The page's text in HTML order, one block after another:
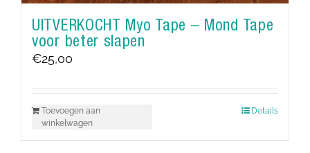
UITVERKOCHT Myo Tape – Mond Tape
voor beter slapen
€25,00
Toevoegen aan
winkelwagen
Details